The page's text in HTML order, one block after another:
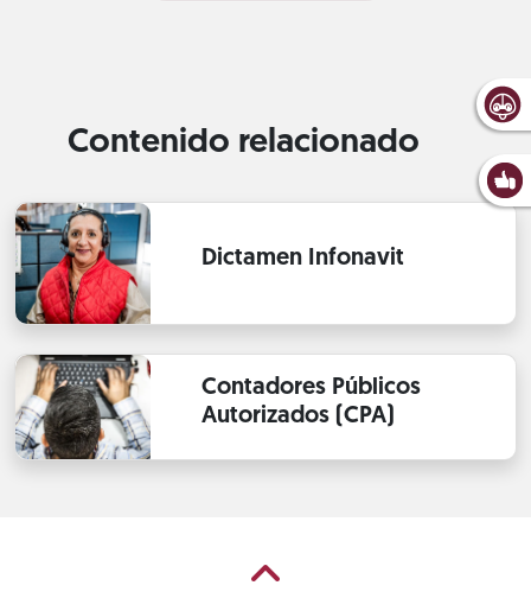
Contenido relacionado
Dictamen Infonavit
Contadores Públicos
Autorizados (CPA)